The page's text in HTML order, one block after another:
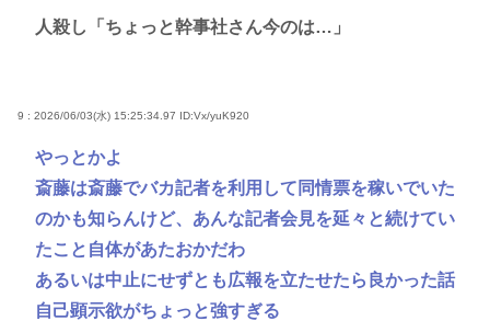
人殺し「ちょっと幹事社さん今のは…」
9 : 2026/06/03(水) 15:25:34.97 ID:Vx/yuK920
やっとかよ
斎藤は斎藤でバカ記者を利用して同情票を稼いでいた
のかも知らんけど、あんな記者会見を延々と続けてい
たこと自体があたおかだわ
あるいは中止にせずとも広報を立たせたら良かった話
自己顕示欲がちょっと強すぎる